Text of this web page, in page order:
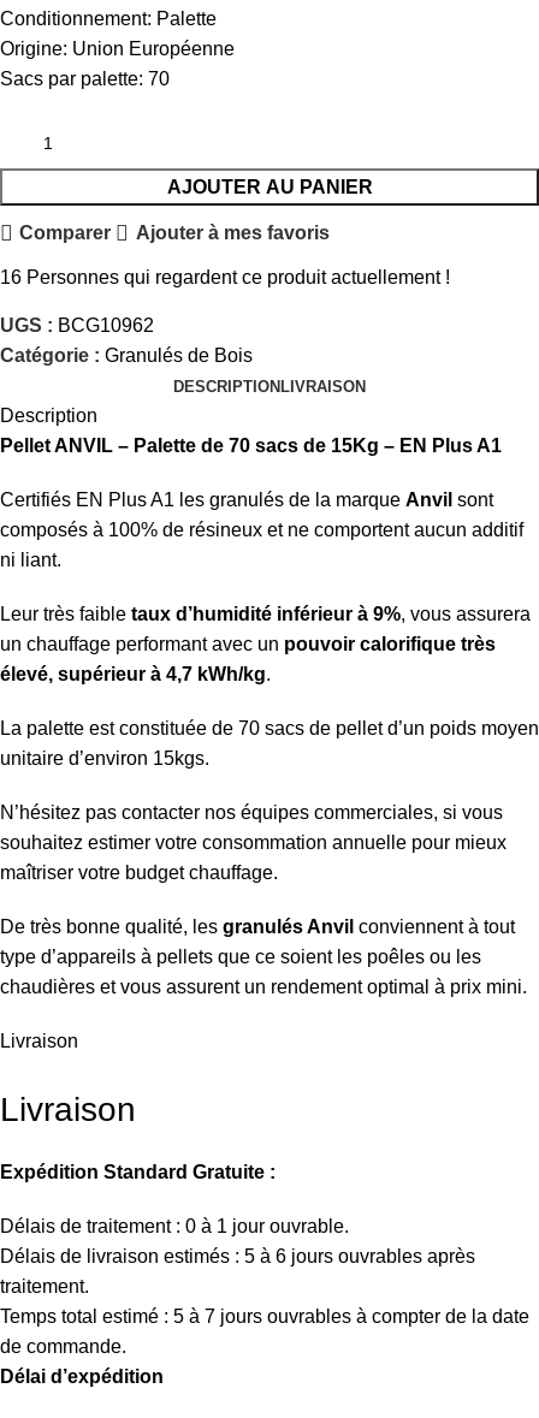
Conditionnement: Palette
Origine: Union Européenne
Sacs par palette: 70
AJOUTER AU PANIER
Comparer Ajouter à mes favoris
16 Personnes qui regardent ce produit actuellement !
UGS : BCG10962
Catégorie : Granulés de Bois
DESCRIPTIONLIVRAISON
Description
Pellet ANVIL – Palette de 70 sacs de 15Kg – EN Plus A1
Certifiés EN Plus A1 les granulés de la marque Anvil sont
composés à 100% de résineux et ne comportent aucun additif
ni liant.
Leur très faible taux d’humidité inférieur à 9%, vous assurera
un chauffage performant avec un pouvoir calorifique très
élevé, supérieur à 4,7 kWh/kg.
La palette est constituée de 70 sacs de pellet d’un poids moyen
unitaire d’environ 15kgs.
N’hésitez pas contacter nos équipes commerciales, si vous
souhaitez estimer votre consommation annuelle pour mieux
maîtriser votre budget chauffage.
De très bonne qualité, les granulés Anvil conviennent à tout
type d’appareils à pellets que ce soient les poêles ou les
chaudières et vous assurent un rendement optimal à prix mini.
Livraison
Livraison
Expédition Standard Gratuite :
Délais de traitement : 0 à 1 jour ouvrable.
Délais de livraison estimés : 5 à 6 jours ouvrables après
traitement.
Temps total estimé : 5 à 7 jours ouvrables à compter de la date
de commande.
Délai d’expédition